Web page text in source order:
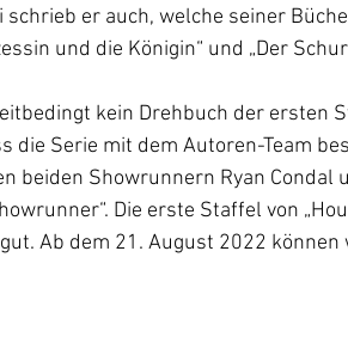
er auch, welche seiner
und die Königin“ und „Der
kein Drehbuch der ersten
die Serie mit dem Autoren-Team
beiden Showrunnern Ryan Condal
Die erste Staffel von
Ab dem 21. August 2022